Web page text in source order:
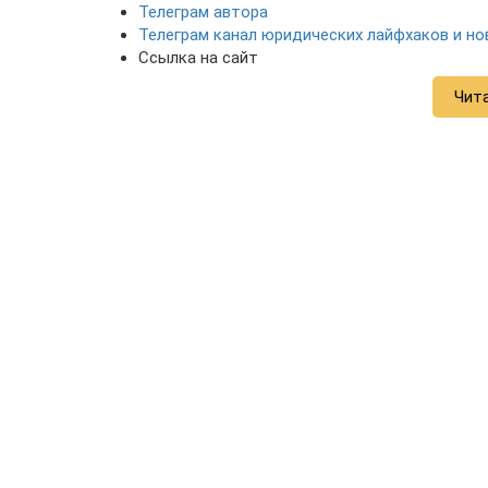
Телеграм автора
Телеграм канал юридических лайфхаков и
Ссылка на сайт